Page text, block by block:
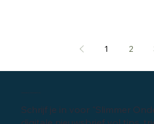
1 2
Inschrijven digitale nieuwsbrief
Schrijf je in voor "Slimmer